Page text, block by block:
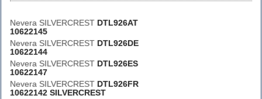
Nevera SILVERCREST DTL926AT
10622145
Nevera SILVERCREST DTL926DE
10622144
Nevera SILVERCREST DTL926ES
10622147
Nevera SILVERCREST DTL926FR
10622142 SILVERCREST